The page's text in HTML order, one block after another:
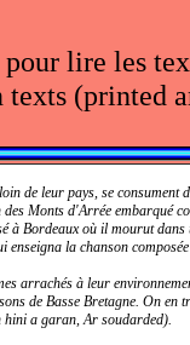
lire les
texts (printed
de leur pays, se consument
Monts d'Arrée embarqué
à Bordeaux où il mourut dans
enseigna la chanson
arrachés à leur
de Basse Bretagne. On en
hini a garan, Ar soudarded).